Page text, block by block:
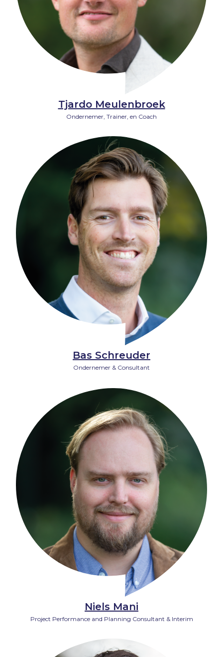
Tjardo Meulenbroek
Ondernemer, Trainer, en Coach
Bas Schreuder
Ondernemer & Consultant
Niels Mani
Project Performance and Planning Consultant & Interim